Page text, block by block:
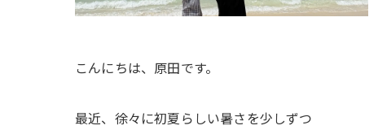
こんにちは、原田です。
最近、徐々に初夏らしい暑さを少しずつ